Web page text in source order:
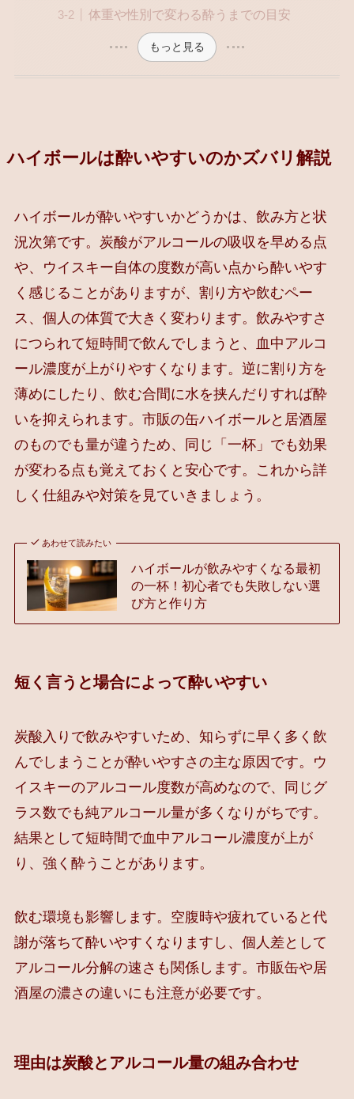
体重や性別で変わる酔うまでの目安
もっと見る
ハイボールは酔いやすいのかズバリ解説
ハイボールが酔いやすいかどうかは、飲み方と状
況次第です。炭酸がアルコールの吸収を早める点
や、ウイスキー自体の度数が高い点から酔いやす
く感じることがありますが、割り方や飲むペー
ス、個人の体質で大きく変わります。飲みやすさ
につられて短時間で飲んでしまうと、血中アルコ
ール濃度が上がりやすくなります。逆に割り方を
薄めにしたり、飲む合間に水を挟んだりすれば酔
いを抑えられます。市販の缶ハイボールと居酒屋
のものでも量が違うため、同じ「一杯」でも効果
が変わる点も覚えておくと安心です。これから詳
しく仕組みや対策を見ていきましょう。
あわせて読みたい
ハイボールが飲みやすくなる最初
の一杯！初心者でも失敗しない選
び方と作り方
短く言うと場合によって酔いやすい
炭酸入りで飲みやすいため、知らずに早く多く飲
んでしまうことが酔いやすさの主な原因です。ウ
イスキーのアルコール度数が高めなので、同じグ
ラス数でも純アルコール量が多くなりがちです。
結果として短時間で血中アルコール濃度が上が
り、強く酔うことがあります。
飲む環境も影響します。空腹時や疲れていると代
謝が落ちて酔いやすくなりますし、個人差として
アルコール分解の速さも関係します。市販缶や居
酒屋の濃さの違いにも注意が必要です。
理由は炭酸とアルコール量の組み合わせ